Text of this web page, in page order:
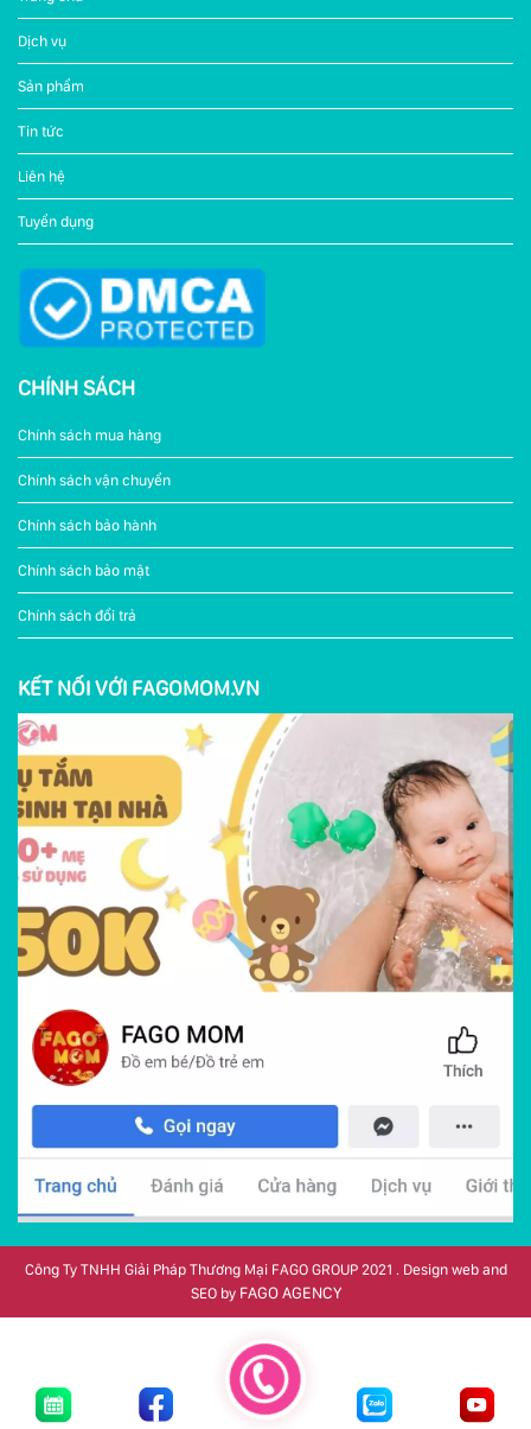
Dịch vụ
Sản phẩm
Tin tức
Liên hệ
Tuyển dụng
CHÍNH SÁCH
Chính sách mua hàng
Chính sách vận chuyển
Chính sách bảo hành
Chính sách bảo mật
Chính sách đổi trả
KẾT NỐI VỚI FAGOMOM.VN
Công Ty TNHH Giải Pháp Thương Mại FAGO GROUP 2021 . Design web and
SEO by FAGO AGENCY